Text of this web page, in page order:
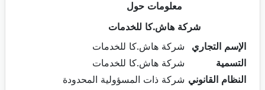
معلومات حول
شركة هاش.كا للخدمات
الإسم التجاري
شركة هاش.كا للخدمات
التسمية
شركة هاش.كا للخدمات
النظام القانوني شركة ذات المسؤولية المحدودة